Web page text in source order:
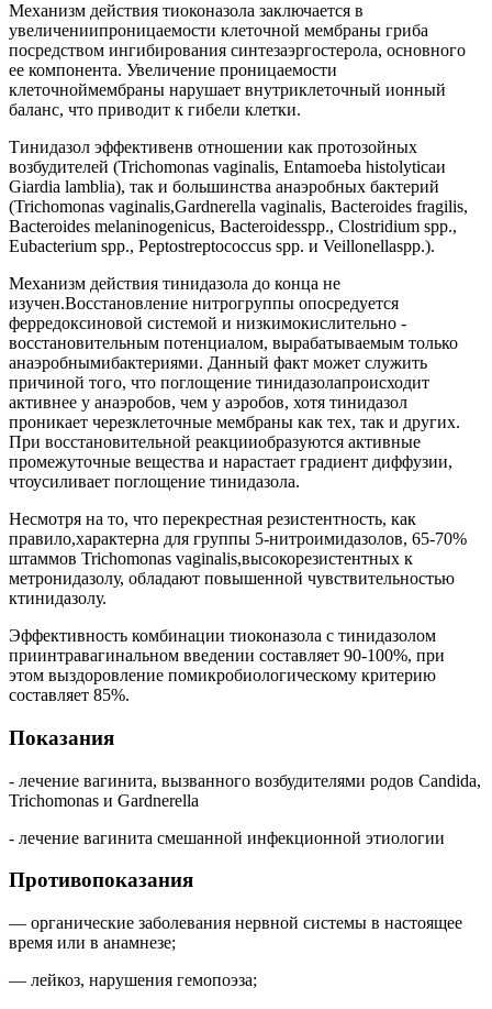
Механизм действия тиоконазола заключается в
увеличениипроницаемости клеточной мембраны гриба
посредством ингибирования синтезаэргостерола, основного
ее компонента. Увеличение проницаемости
клеточноймембраны нарушает внутриклеточный ионный
баланс, что приводит к гибели клетки.
Тинидазол эффективенв отношении как протозойных
возбудителей (Trichomonas vaginalis, Entamoeba histolyticaи
Giardia lamblia), так и большинства анаэробных бактерий
(Trichomonas vaginalis,Gardnerella vaginalis, Bacteroides fragilis,
Bacteroides melaninogenicus, Bacteroidesspp., Clostridium spp.,
Eubacterium spp., Peptostreptococcus spp. и Veillonellaspp.).
Механизм действия тинидазола до конца не
изучен.Восстановление нитрогруппы опосредуется
ферредоксиновой системой и низкимокислительно -
восстановительным потенциалом, вырабатываемым только
анаэробнымибактериями. Данный факт может служить
причиной того, что поглощение тинидазолапроисходит
активнее у анаэробов, чем у аэробов, хотя тинидазол
проникает черезклеточные мембраны как тех, так и других.
При восстановительной реакцииобразуются активные
промежуточные вещества и нарастает градиент диффузии,
чтоусиливает поглощение тинидазола.
Несмотря на то, что перекрестная резистентность, как
правило,характерна для группы 5-нитроимидазолов, 65-70%
штаммов Trichomonas vaginalis,высокорезистентных к
метронидазолу, обладают повышенной чувствительностью
ктинидазолу.
Эффективность комбинации тиоконазола с тинидазолом
приинтравагинальном введении составляет 90-100%, при
этом выздоровление помикробиологическому критерию
составляет 85%.
Показания
- лечение вагинита, вызванного возбудителями родов Candida,
Trichomonas и Gardnerella
- лечение вагинита смешанной инфекционной этиологии
Противопоказания
— органические заболевания нервной системы в настоящее
время или в анамнезе;
— лейкоз, нарушения гемопоэза;